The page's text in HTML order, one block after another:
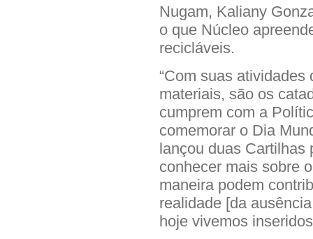
Nugam, Kaliany
o que Núcleo
recicláveis.
“Com suas
materiais, são os
cumprem com a
comemorar o Dia
lançou duas Cartilhas
conhecer mais sobre
maneira podem
realidade [da
hoje vivemos